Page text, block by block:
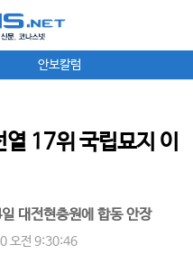
안보칼럼
17위 국립묘지 이
대전현충원에 합동 안장
오전 9:30:46